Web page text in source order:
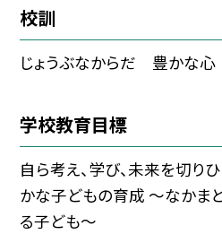
校訓
じょうぶなからだ 豊かな
学校教育目標
自ら考え、学び、未来を切
かな子どもの育成 〜なかま
る子ども〜